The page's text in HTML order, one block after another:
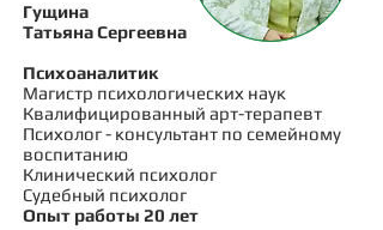
Гущина
Татьяна Сергеевна
Психоаналитик
Магистр психологических наук
Квалифицированный арт-терапевт
Психолог - консультант по семейному
воспитанию
Клинический психолог
Судебный психолог
Опыт работы 20 лет